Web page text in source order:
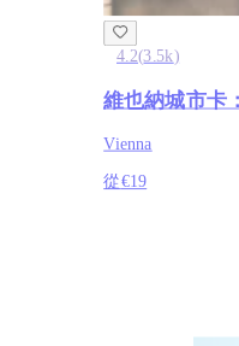
4.2(3.5k)
維也納城市卡
Vienna
從€19